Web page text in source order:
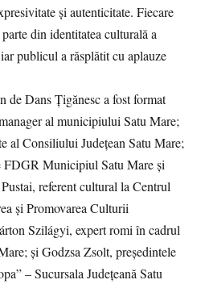
și autenticitate. Fiecare
din identitatea culturală a
publicul a răsplătit cu aplauze
de Dans Țigănesc a fost format
al municipiului Satu Mare;
al Consiliului Județean Satu Mare;
FDGR Municipiul Satu Mare și
referent cultural la Centrul
și Promovarea Culturii
Szilágyi, expert romi în cadrul
și Godzsa Zsolt, președintele
– Sucursala Județeană Satu